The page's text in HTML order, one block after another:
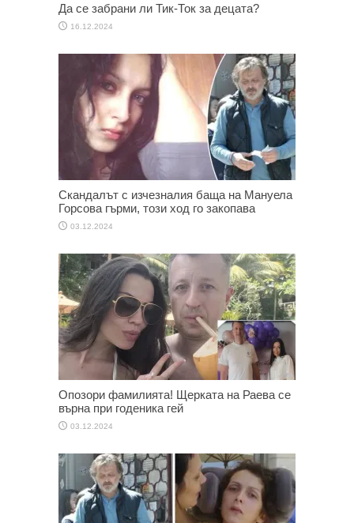
Да се забрани ли Тик-Ток за децата?
16.12.2024
Скандалът с изчезналия баща на Мануела
Горсова гърми, този ход го закопава
03.12.2024
Опозори фамилията! Щерката на Раева се
върна при годеника гей
03.12.2024